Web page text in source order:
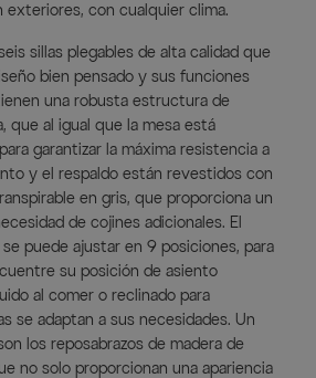
exteriores, con cualquier clima.
sillas plegables de alta calidad que
bien pensado y sus funciones
una robusta estructura de
que al igual que la mesa está
garantizar la máxima resistencia a
y el respaldo están revestidos con
en gris, que proporciona un
de cojines adicionales. El
puede ajustar en 9 posiciones, para
su posición de asiento
al comer o reclinado para
se adaptan a sus necesidades. Un
los reposabrazos de madera de
no solo proporcionan una apariencia